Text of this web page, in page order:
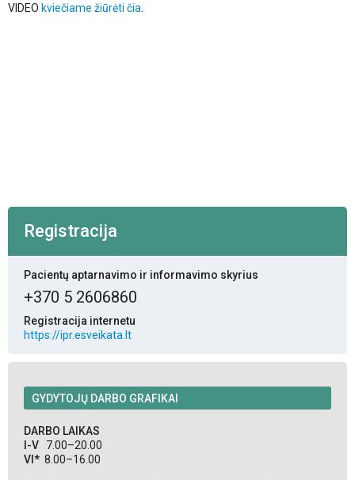
VIDEO kviečiame žiūrėti čia
Registracija
Pacientų aptarnavimo ir informavimo skyrius
+370 5 2606860
Registracija internetu
https://ipr.esveikata.lt
GYDYTOJŲ DARBO GRAFIKAI
DARBO LAIKAS
I-V 7.00–20.00
VI* 8.00–16.00